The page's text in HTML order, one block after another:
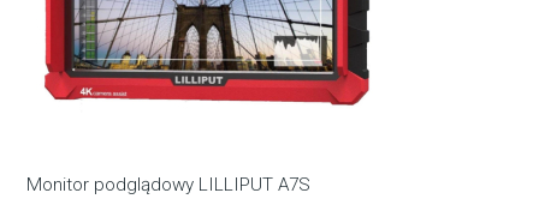
Monitor podglądowy LILLIPUT A7S